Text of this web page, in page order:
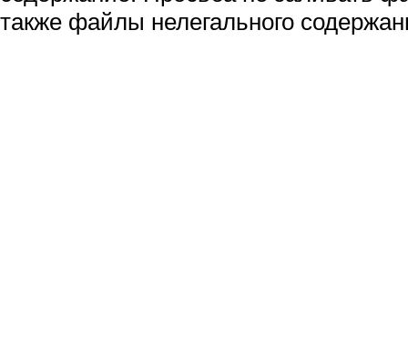
также файлы нелегального